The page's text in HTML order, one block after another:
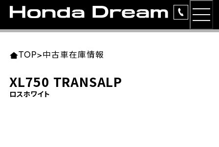
ラインアップ
TOP>中古車在庫情報
XL750 TRANSALP
ロスホワイト
東北エリア 店舗一覧
岩手県
関東エリア 店舗一覧
東京都
中部エリア 店舗一覧
愛知県
近畿エリア 店舗一覧
大阪府
中国・四国エリア 店舗一覧
岡山県
九州エリア 店舗一覧
福岡県